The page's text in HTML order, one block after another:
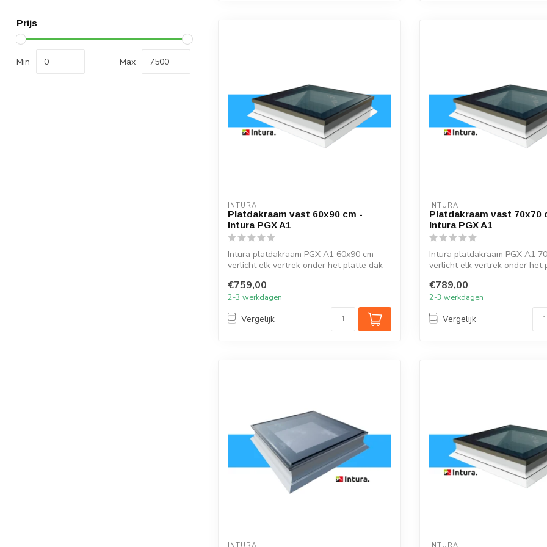
Prijs
Min Max
INTURA
Platdakraam vast 60x90 cm -
Intura PGX A1
Intura platdakraam PGX A1 60x90 cm
verlicht elk vertrek onder het platte dak
€759,00
2-3 werkdagen
Vergelijk
INTURA
Platdakraam vast 70x70
Intura PGX A1
Intura platdakraam PGX A1
verlicht elk vertrek onder het
€789,00
2-3 werkdagen
Vergelijk